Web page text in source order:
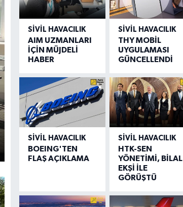
SIVIL HAVACILIK
AIM UZMANLARI
İÇİN MÜJDELİ
HABER
SIVIL HAVACILIK
THY MOBİL
UYGULAMASI
GÜNCELLENDİ
SIVIL HAVACILIK
BOEING'TEN
FLAŞ AÇIKLAMA
SIVIL HAVACILIK
HTK-SEN
YÖNETİMİ, BİLAL
EKŞİ İLE
GÖRÜŞTÜ